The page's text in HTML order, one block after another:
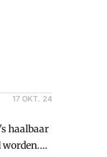
17 OKT. 24
haalbaar
worden.